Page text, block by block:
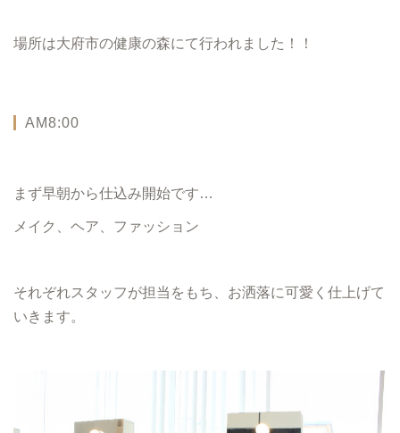
場所は大府市の健康の森にて行われました！！
AM8:00
まず早朝から仕込み開始です…
メイク、ヘア、ファッション
それぞれスタッフが担当をもち、お洒落に可愛く仕上げて
いきます。